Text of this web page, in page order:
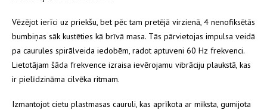
Vēzējot ierīci uz priekšu, bet pēc tam pretējā virzienā, 4 nenofiksētās
bumbiņas sāk kustēties kā brīvā masa. Tās pārvietojas impulsa veidā
pa caurules spirālveida iedobēm, radot aptuveni 60 Hz frekvenci.
Lietotājam šāda frekvence izraisa ievērojamu vibrāciju plaukstā, kas
ir pielīdzināma cilvēka ritmam.
Izmantojot cietu plastmasas cauruli, kas aprīkota ar mīksta, gumijota